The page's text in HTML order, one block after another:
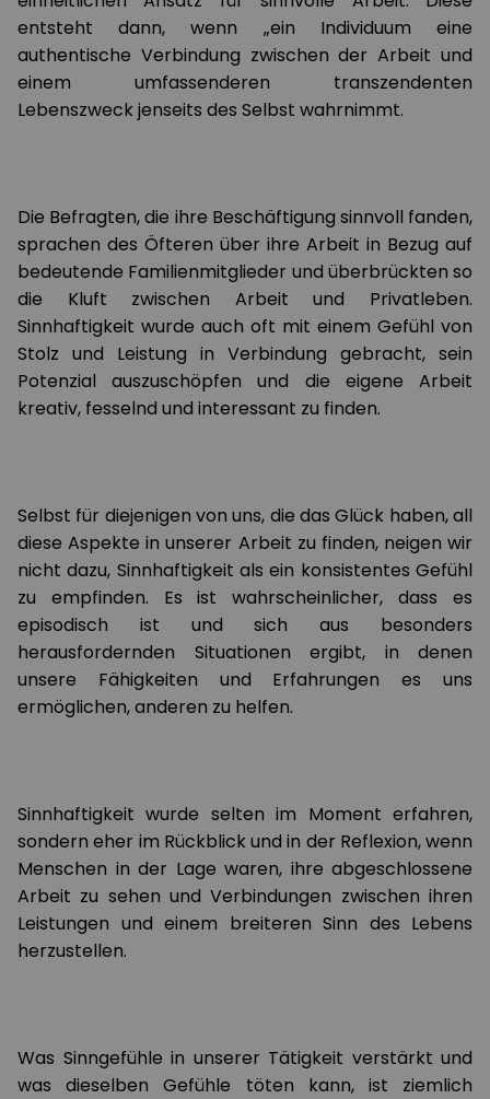
entsteht dann, wenn „ein Individuum eine
authentische Verbindung zwischen der Arbeit und
einem umfassenderen transzendenten
Lebenszweck jenseits des Selbst wahrnimmt.
Die Befragten, die ihre Beschäftigung sinnvoll fanden,
sprachen des Öfteren über ihre Arbeit in Bezug auf
bedeutende Familienmitglieder und überbrückten so
die Kluft zwischen Arbeit und Privatleben.
Sinnhaftigkeit wurde auch oft mit einem Gefühl von
Stolz und Leistung in Verbindung gebracht, sein
Potenzial auszuschöpfen und die eigene Arbeit
kreativ, fesselnd und interessant zu finden.
Selbst für diejenigen von uns, die das Glück haben, all
diese Aspekte in unserer Arbeit zu finden, neigen wir
nicht dazu, Sinnhaftigkeit als ein konsistentes Gefühl
zu empfinden. Es ist wahrscheinlicher, dass es
episodisch ist und sich aus besonders
herausfordernden Situationen ergibt, in denen
unsere Fähigkeiten und Erfahrungen es uns
ermöglichen, anderen zu helfen.
Sinnhaftigkeit wurde selten im Moment erfahren,
sondern eher im Rückblick und in der Reflexion, wenn
Menschen in der Lage waren, ihre abgeschlossene
Arbeit zu sehen und Verbindungen zwischen ihren
Leistungen und einem breiteren Sinn des Lebens
herzustellen.
Was Sinngefühle in unserer Tätigkeit verstärkt und
was dieselben Gefühle töten kann, ist ziemlich